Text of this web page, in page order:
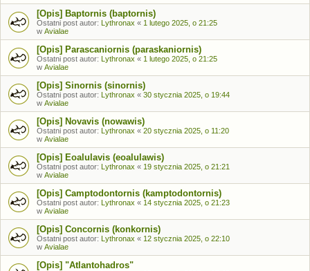
[Opis] Baptornis (baptornis)
Ostatni post autor: Lythronax « 1 lutego 2025, o 21:25
w Avialae
[Opis] Parascaniornis (paraskaniornis)
Ostatni post autor: Lythronax « 1 lutego 2025, o 21:25
w Avialae
[Opis] Sinornis (sinornis)
Ostatni post autor: Lythronax « 30 stycznia 2025, o 19:44
w Avialae
[Opis] Novavis (nowawis)
Ostatni post autor: Lythronax « 20 stycznia 2025, o 11:20
w Avialae
[Opis] Eoalulavis (eoalulawis)
Ostatni post autor: Lythronax « 19 stycznia 2025, o 21:21
w Avialae
[Opis] Camptodontornis (kamptodontornis)
Ostatni post autor: Lythronax « 14 stycznia 2025, o 21:23
w Avialae
[Opis] Concornis (konkornis)
Ostatni post autor: Lythronax « 12 stycznia 2025, o 22:10
w Avialae
[Opis] "Atlantohadros"